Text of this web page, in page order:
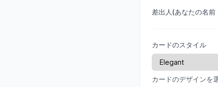
差出人(あなたの名前
カードのスタイル
カードのデザインを